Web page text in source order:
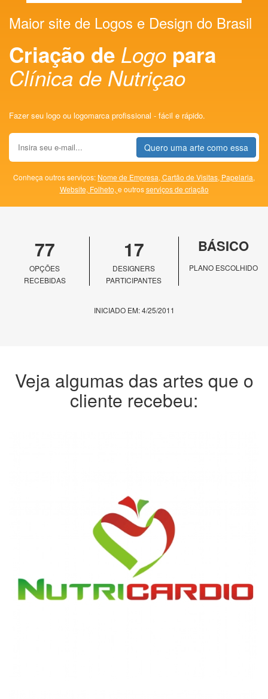
Maior site de Logos e Design do Brasil
Criação de Logo para
Clínica de Nutriçao
Fazer seu logo ou logomarca profissional - fácil e rápido.
Quero uma arte como essa
Conheça outros serviços: Nome de Empresa, Cartão de Visitas, Papelaria,
Website, Folheto, e outrosserviços de criação
77
OPÇÕES
RECEBIDAS
17
DESIGNERS
PARTICIPANTES
BÁSICO
PLANO ESCOLHIDO
INICIADO EM: 4/25/2011
Veja algumas das artes que o
cliente recebeu: